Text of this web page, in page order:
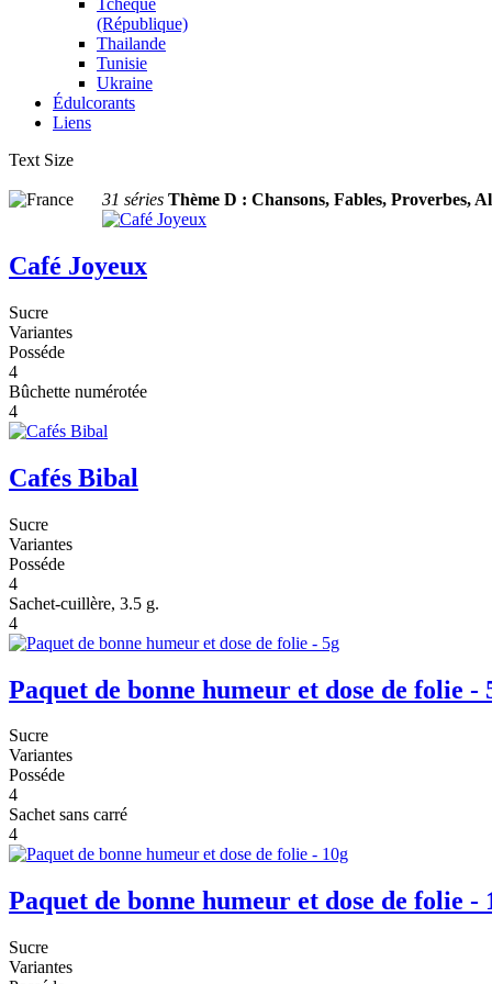
Tchèque
(République)
Thailande
Tunisie
Ukraine
Édulcorants
Liens
Text Size
31 séries Thème D : Chansons, Fables, Proverbes,
Café Joyeux
Sucre
Variantes
Posséde
4
Bûchette numérotée
4
Cafés Bibal
Sucre
Variantes
Posséde
4
Sachet-cuillère, 3.5 g.
4
Paquet de bonne humeur et dose de folie -
Sucre
Variantes
Posséde
4
Sachet sans carré
4
Paquet de bonne humeur et dose de folie -
Sucre
Variantes